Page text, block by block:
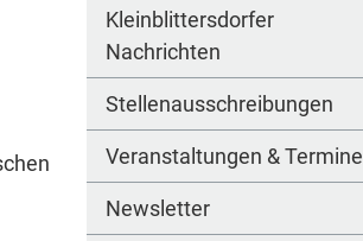
Kleinblittersdorfer
Nachrichten
Stellenausschreibungen
Veranstaltungen & Termine
Newsletter